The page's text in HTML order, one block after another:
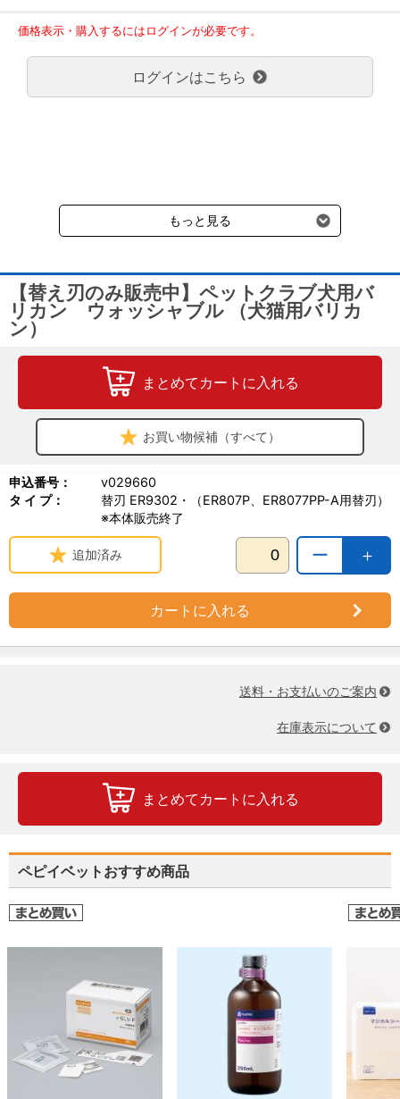
ご了承のほどよろしくお願い致します。
弊社都合でお届けが２回以上に分かれる場合の送料負担は、１回分
のみで新たな送料は発生しません。
大型商品送料が必要な商品をご注文の場合は、大型商品送料のみご
負担頂きます。
受けます。
価格表示・購入するにはログインが必要です。
ログインはこちら
もっと見る
【替え刃のみ販売中】ペットクラブ犬用バ
リカン ウォッシャブル （犬猫用バリカ
ン）
まとめてカートに入れる
お買い物候補（すべて）
申込番号：
v029660
タ イ プ：
替刃 ER9302・（ER807P、ER8077PP-A用替刃）
※本体販売終了
＋
ー
追加済み
カートに入れる
送料・お支払いのご案内
在庫表示について
まとめてカートに入れる
ペピイベットおすすめ商品